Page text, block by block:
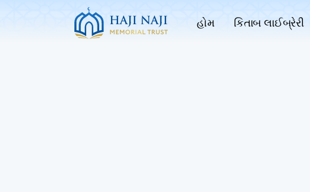
હોમ કિતાબ લાઈબ્રેરી